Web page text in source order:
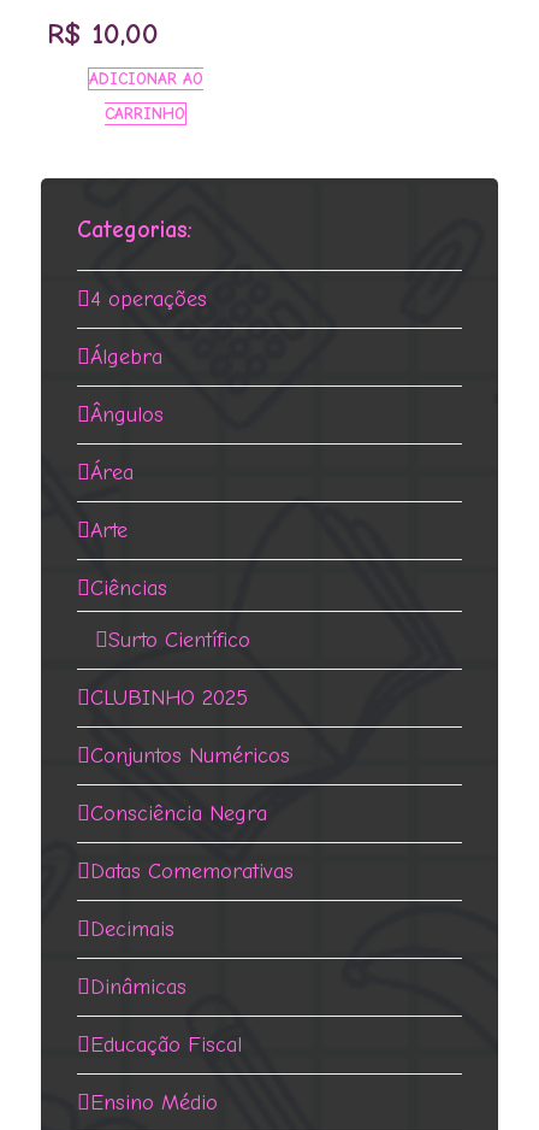
Categorias:
4 operações
Álgebra
Ângulos
Área
Arte
Ciências
Surto Científico
CLUBINHO 2025
Conjuntos Numéricos
Consciência Negra
Datas Comemorativas
Decimais
Dinâmicas
Educação Fiscal
Ensino Médio
R$ 10,00
ADICIONAR AO
CARRINHO